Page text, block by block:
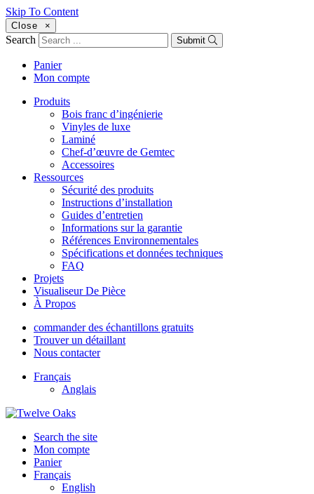
Skip To Content
Close ×
Search Submit
Panier
Mon compte
Produits
Bois franc d’ingénierie
Vinyles de luxe
Laminé
Chef-d’œuvre de Gemtec
Accessoires
Ressources
Sécurité des produits
Instructions d’installation
Guides d’entretien
Informations sur la garantie
Références Environnementales
Spécifications et données techniques
FAQ
Projets
Visualiseur De Pièce
À Propos
commander des échantillons gratuits
Trouver un détaillant
Nous contacter
Français
Anglais
Search the site
Mon compte
Panier
Français
English